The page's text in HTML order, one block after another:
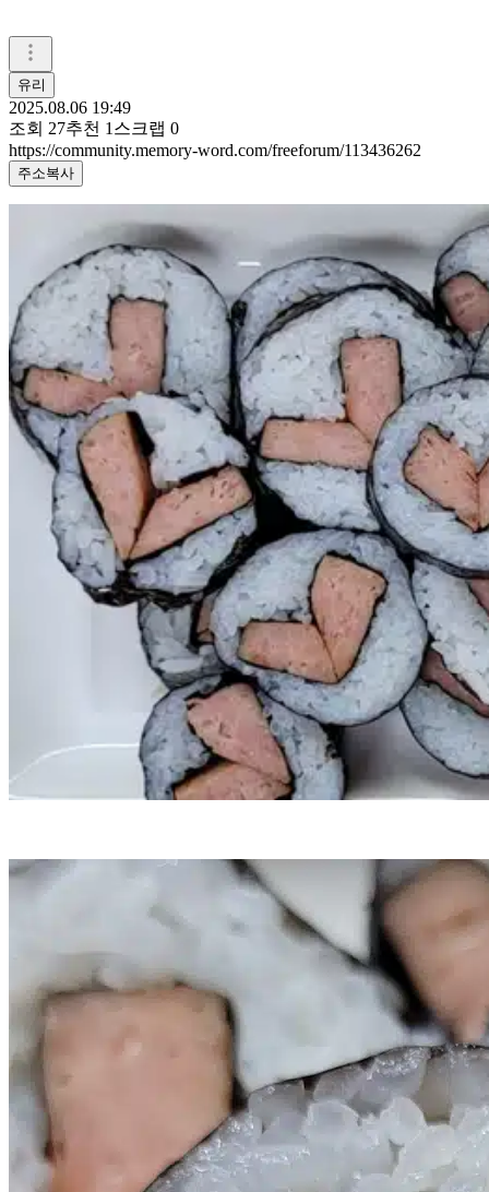
유리
2025.08.06 19:49
조회 27추천 1 스크랩 0
https://community.memory-word.com/freeforum/113436262
주소복사